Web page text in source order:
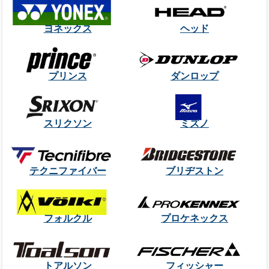
ヨネックス ヘッド
プリンス ダンロップ
スリクソン ミズノ
テクニファイバー ブリヂストン
フォルクル プロケネックス
トアルソン フィッシャー